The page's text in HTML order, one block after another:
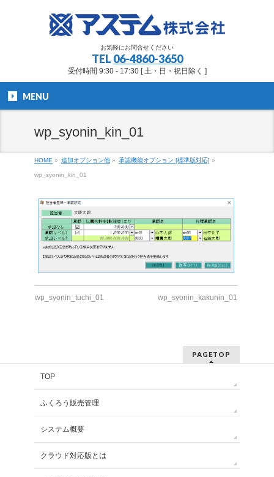
お気軽にお問合せください
TEL 06-4860-3650
受付時間 9:30 - 17:30 [ 土・日・祝日除く ]
MENU
wp_syonin_kin_01
HOME » 追加オプション他 » 承認機能オプション [標準版対応] »
wp_syonin_kin_01
wp_syonin_tuchi_01 wp_syonin_kakunin_01
PAGETOP
TOP
ふくろう販売管理
システム概要
クラウド対応版とは